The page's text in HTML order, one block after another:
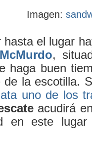
Imagen:
hasta el lugar
,
haga buen
de la escotilla.
uno de los
acudirá
en este